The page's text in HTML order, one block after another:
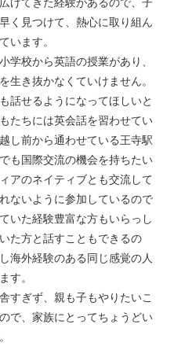
く見つけて、熱心に取り組ん
います。
学校から英語の授業があり、
生き抜かなくていけません。
話せるようになってほしいと
たちには英会話を習わせてい
し前から通わせている王寺駅
も国際交流の機会を持ちたい
アのネイティブとも交流して
ないように参加しているので
いた経験豊富な方もいらっし
た方と話すこともできるの
海外経験のある同じ感覚の人
す。
すぎず、親も子もやりたいこ
で、家族にとってちょうどい